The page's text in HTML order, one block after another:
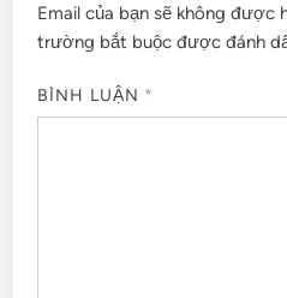
Email của bạn sẽ không được
trường bắt buộc được đánh
BÌNH LUẬN *